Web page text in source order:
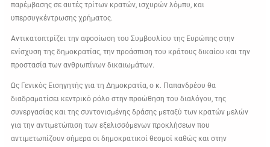
παρέμβασης σε αυτές τρίτων κρατών, ισχυρών λόμπυ, και
υπερσυγκέντρωσης χρήματος.
Αντικατοπτρίζει την αφοσίωση του Συμβουλίου της Ευρώπης στην
ενίσχυση της δημοκρατίας, την προάσπιση του κράτους δικαίου και την
προστασία των ανθρωπίνων δικαιωμάτων.
Ως Γενικός Εισηγητής για τη Δημοκρατία, ο κ. Παπανδρέου θα
διαδραματίσει κεντρικό ρόλο στην προώθηση του διαλόγου, της
συνεργασίας και της συντονισμένης δράσης μεταξύ των κρατών μελών
για την αντιμετώπιση των εξελισσόμενων προκλήσεων που
αντιμετωπίζουν σήμερα οι δημοκρατικοί θεσμοί καθώς και στην